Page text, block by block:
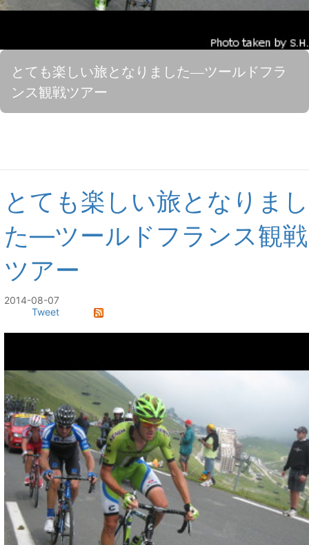
とても楽しい旅となりました―ツールドフラ
ンス観戦ツアー
とても楽しい旅となりまし
た―ツールドフランス観戦
ツアー
2014-08-07
Tweet